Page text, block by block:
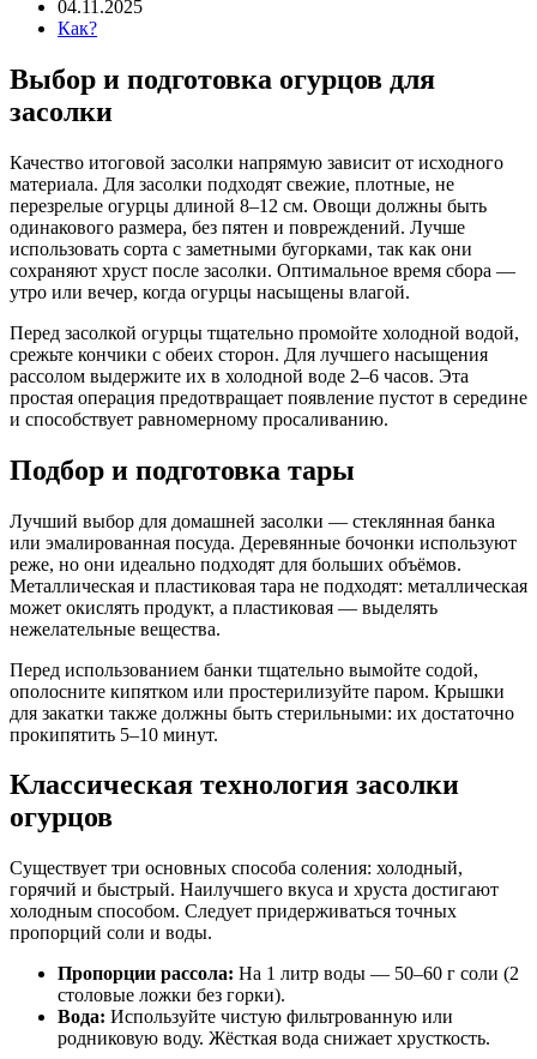
04.11.2025
Как?
Выбор и подготовка огурцов для
засолки
Качество итоговой засолки напрямую зависит от исходного
материала. Для засолки подходят свежие, плотные, не
перезрелые огурцы длиной 8–12 см. Овощи должны быть
одинакового размера, без пятен и повреждений. Лучше
использовать сорта с заметными бугорками, так как они
сохраняют хруст после засолки. Оптимальное время сбора —
утро или вечер, когда огурцы насыщены влагой.
Перед засолкой огурцы тщательно промойте холодной водой,
срежьте кончики с обеих сторон. Для лучшего насыщения
рассолом выдержите их в холодной воде 2–6 часов. Эта
простая операция предотвращает появление пустот в середине
и способствует равномерному просаливанию.
Подбор и подготовка тары
Лучший выбор для домашней засолки — стеклянная банка
или эмалированная посуда. Деревянные бочонки используют
реже, но они идеально подходят для больших объёмов.
Металлическая и пластиковая тара не подходят: металлическая
может окислять продукт, а пластиковая — выделять
нежелательные вещества.
Перед использованием банки тщательно вымойте содой,
ополосните кипятком или простерилизуйте паром. Крышки
для закатки также должны быть стерильными: их достаточно
прокипятить 5–10 минут.
Классическая технология засолки
огурцов
Существует три основных способа соления: холодный,
горячий и быстрый. Наилучшего вкуса и хруста достигают
холодным способом. Следует придерживаться точных
пропорций соли и воды.
Пропорции рассола: На 1 литр воды — 50–60 г соли (2
столовые ложки без горки).
Вода: Используйте чистую фильтрованную или
родниковую воду. Жёсткая вода снижает хрусткость.